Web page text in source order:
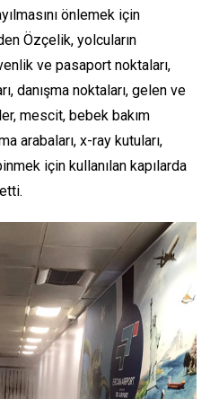
önlemek için
Özçelik, yolcuların
ve pasaport noktaları,
danışma noktaları, gelen ve
mescit, bebek bakım
arabaları, x-ray kutuları,
için kullanılan kapılarda